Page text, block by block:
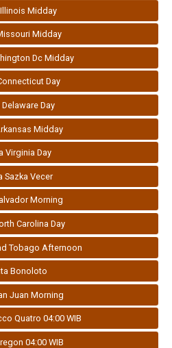
Midday
Midday
Dc Midday
Day
Delaware Day
Midday
Virginia Day
Sazka Vecer
Morning
Carolina Day
Tobago Afternoon
Bonoloto
Juan Morning
Quatro 04:00 WIB
04:00 WIB